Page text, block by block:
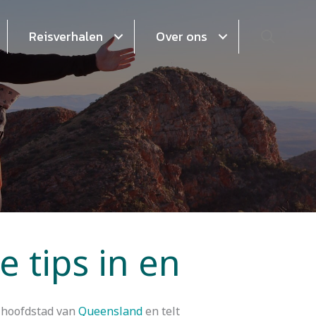
Reisverhalen Over ons
tips in en
van Queenslanden telt